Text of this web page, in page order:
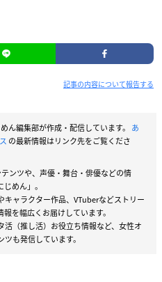
記事の内容について報告する
ん編集部が作成・配信しています。 あ
の最新情報はリンク先をご覧くださ
ンツや、声優・舞台・俳優などの情
めん」。
ャラクター作品、VTuberなどストリー
を幅広くお届けしています。
（推し活）お役立ち情報など、女性オ
も発信しています。